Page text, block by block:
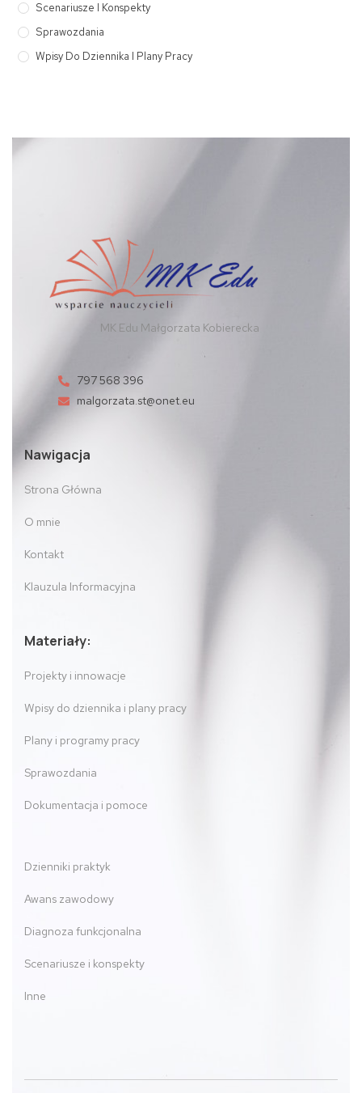
Scenariusze I Konspekty
Sprawozdania
Wpisy Do Dziennika I Plany Pracy
MK Edu Małgorzata Kobierecka
797 568 396
malgorzata.st@onet.eu
Nawigacja
Strona Główna
O mnie
Kontakt
Klauzula Informacyjna
Materiały:
Projekty i innowacje
Wpisy do dziennika i plany pracy
Plany i programy pracy
Sprawozdania
Dokumentacja i pomoce
Dzienniki praktyk
Awans zawodowy
Diagnoza funkcjonalna
Scenariusze i konspekty
Inne